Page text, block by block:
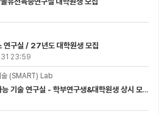
구실 / 27년도 대학원생 모집
23:59
술 (SMART) Lab
[성균관대학교] 분리소재 및 재생가능 기술 연구실 - 학부연구생&대학원생 상시 모집 (미래에너지공학과)